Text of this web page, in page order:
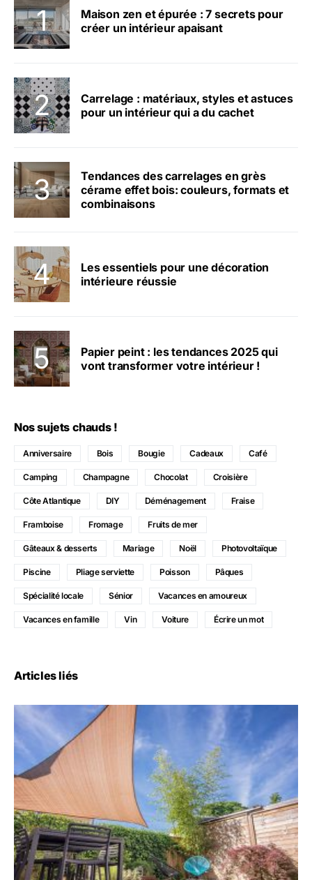
Maison zen et épurée : 7 secrets pour
créer un intérieur apaisant
Carrelage : matériaux, styles et astuces
pour un intérieur qui a du cachet
Tendances des carrelages en grès
cérame effet bois: couleurs, formats et
combinaisons
Les essentiels pour une décoration
intérieure réussie
Papier peint : les tendances 2025 qui
vont transformer votre intérieur !
Nos sujets chauds !
Anniversaire Bois Bougie Cadeaux Café
Camping Champagne Chocolat Croisière
Côte Atlantique DIY Déménagement Fraise
Framboise Fromage Fruits de mer
Gâteaux & desserts Mariage Noël Photovoltaïque
Piscine Pliage serviette Poisson Pâques
Spécialité locale Sénior Vacances en amoureux
Vacances en famille Vin Voiture Écrire un mot
Articles liés